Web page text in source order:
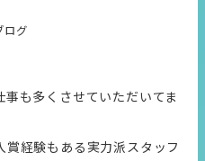
リー
ログ
も多くさせていただいてま
経験もある実力派スタッフ